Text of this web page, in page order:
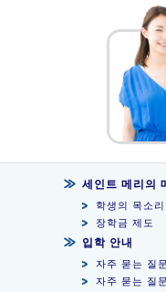
세인트 메리의
학생의 목소리
장학금 제도
입학 안내
자주 묻는 질문
자주 묻는 질문